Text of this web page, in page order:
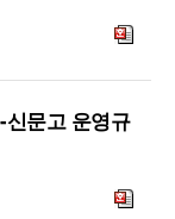
문고 운영규